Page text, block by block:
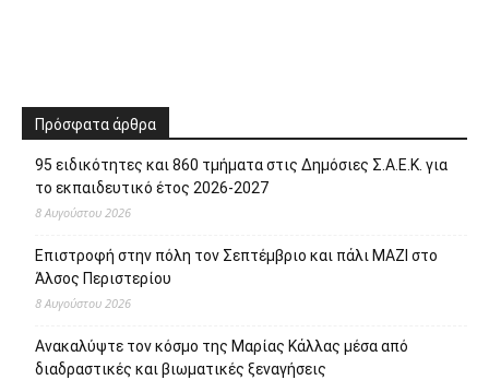
Πρόσφατα άρθρα
95 ειδικότητες και 860 τμήματα στις Δημόσιες Σ.Α.Ε.Κ. για
το εκπαιδευτικό έτος 2026-2027
8 Αυγούστου 2026
Επιστροφή στην πόλη τον Σεπτέμβριο και πάλι ΜΑΖΙ στο
Άλσος Περιστερίου
8 Αυγούστου 2026
Ανακαλύψτε τον κόσμο της Μαρίας Κάλλας μέσα από
διαδραστικές και βιωματικές ξεναγήσεις